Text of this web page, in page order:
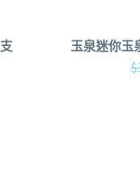
玉泉迷你
$